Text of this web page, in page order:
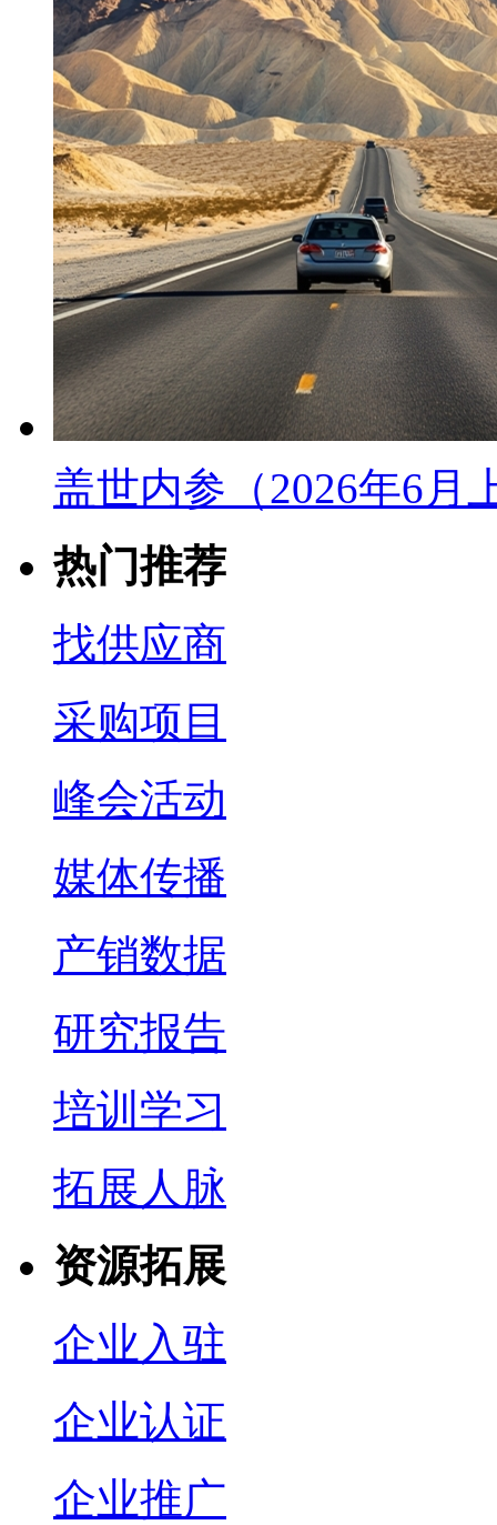
盖世内参（2026年6月
热门推荐
找供应商
采购项目
峰会活动
媒体传播
产销数据
研究报告
培训学习
拓展人脉
资源拓展
企业入驻
企业认证
企业推广